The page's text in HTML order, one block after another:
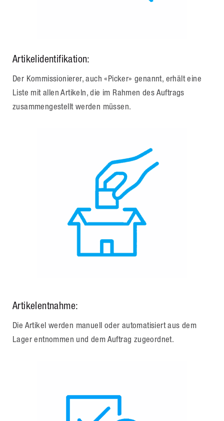
Artikelidentifikation:
Der Kommissionierer, auch «Picker» genannt, erhält eine
Liste mit allen Artikeln, die im Rahmen des Auftrags
zusammengestellt werden müssen.
Artikelentnahme:
Die Artikel werden manuell oder automatisiert aus dem
Lager entnommen und dem Auftrag zugeordnet.